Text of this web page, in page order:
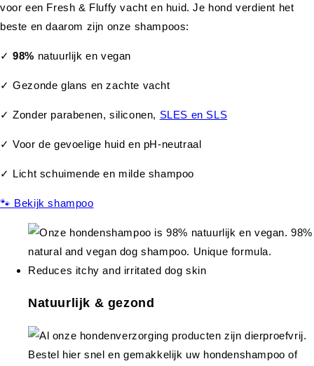
voor een Fresh & Fluffy vacht en huid. Je hond verdient het
beste en daarom zijn onze shampoos:
✓98% natuurlijk en vegan
✓ Gezonde glans en zachte vacht
✓ Zonder parabenen, siliconen, SLES en SLS
✓ Voor de gevoelige huid en pH-neutraal
✓ Licht schuimende en milde shampoo
🐾 Bekijk shampoo
Natuurlijk & gezond